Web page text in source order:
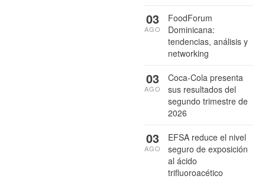
FoodForum
Dominicana:
tendencias, análisis y
networking
03
AGO
Coca-Cola presenta
sus resultados del
segundo trimestre de
2026
03
AGO
EFSA reduce el nivel
seguro de exposición
al ácido
trifluoroacético
03
AGO